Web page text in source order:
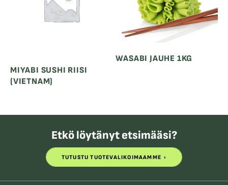
MIYABI SUSHI RIISI
(VIETNAM)
WASABI JAUHE 1KG
Etkö löytänyt etsimääsi?
TUTUSTU TUOTEVALIKOIMAAMME
TUTUSTU TUOTEVALIKOIMAAMME